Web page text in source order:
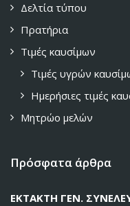
Δελτία τύπου
Πρατήρια
Τιμές καυσίμων
Τιμές υγρών
Ημερήσιες τιμές
Μητρώο μελών
Πρόσφατα άρθρα
ΕΚΤΑΚΤΗ ΓΕΝ.